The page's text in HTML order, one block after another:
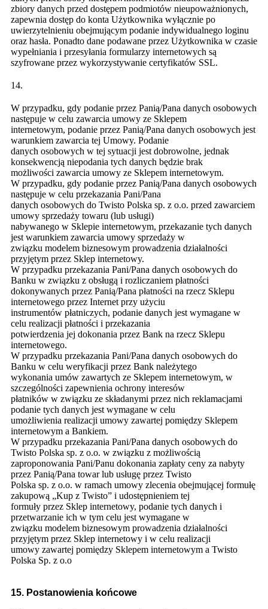
zbiory danych przed dostępem podmiotów nieupoważnionych,
zapewnia dostęp do konta Użytkownika wyłącznie po
uwierzytelnieniu obejmującym podanie indywidualnego loginu
oraz hasła. Ponadto dane podawane przez Użytkownika w czasie
wypełniania i przesyłania formularzy internetowych są
szyfrowane przez wykorzystywanie certyfikatów SSL.
14.
W przypadku, gdy podanie przez Panią/Pana danych osobowych
następuje w celu zawarcia umowy ze Sklepem
internetowym, podanie przez Panią/Pana danych osobowych jest
warunkiem zawarcia tej Umowy. Podanie
danych osobowych w tej sytuacji jest dobrowolne, jednak
konsekwencją niepodania tych danych będzie brak
możliwości zawarcia umowy ze Sklepem internetowym.
W przypadku, gdy podanie przez Panią/Pana danych osobowych
następuje w celu przekazania Pani/Pana
danych osobowych do Twisto Polska sp. z o.o. przed zawarciem
umowy sprzedaży towaru (lub usługi)
nabywanego w Sklepie internetowym, przekazanie tych danych
jest warunkiem zawarcia umowy sprzedaży w
związku modelem biznesowym prowadzenia działalności
przyjętym przez Sklep internetowy.
W przypadku przekazania Pani/Pana danych osobowych do
Banku w związku z obsługą i rozliczaniem płatności
dokonywanych przez Panią/Pana płatności na rzecz Sklepu
internetowego przez Internet przy użyciu
instrumentów płatniczych, podanie danych jest wymagane w
celu realizacji płatności i przekazania
potwierdzenia jej dokonania przez Bank na rzecz Sklepu
internetowego.
W przypadku przekazania Pani/Pana danych osobowych do
Banku w celu weryfikacji przez Bank należytego
wykonania umów zawartych ze Sklepem internetowym, w
szczególności zapewnienia ochrony interesów
płatników w związku ze składanymi przez nich reklamacjami
podanie tych danych jest wymagane w celu
umożliwienia realizacji umowy zawartej pomiędzy Sklepem
internetowym a Bankiem.
W przypadku przekazania Pani/Pana danych osobowych do
Twisto Polska sp. z o.o. w związku z możliwością
zaproponowania Pani/Panu dokonania zapłaty ceny za nabyty
przez Panią/Pana towar lub usługę przez Twisto
Polska sp. z o.o. w ramach umowy zlecenia obejmującej formułę
zakupową „Kup z Twisto” i udostępnieniem tej
formuły przez Sklep internetowy, podanie tych danych i
przetwarzanie ich w tym celu jest wymagane w
związku modelem biznesowym prowadzenia działalności
przyjętym przez Sklep internetowy i w celu realizacji
umowy zawartej pomiędzy Sklepem internetowym a Twisto
Polska Sp. z o.o
15. Postanowienia końcowe